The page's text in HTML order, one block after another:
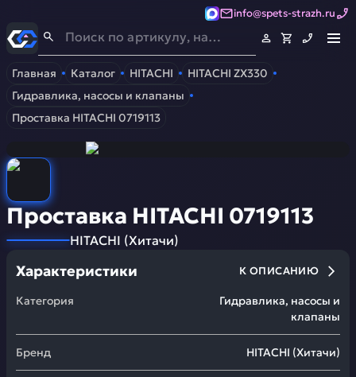
info@spets-strazh.ru
Спец-Страж- Запчасти для спецтехники
Главная Каталог HITACHI
HITACHI ZX330
Гидравлика, насосы и клапаны
Проставка HITACHI 0719113
Проставка HITACHI 0719113
HITACHI (Хитачи)
Характеристики К ОПИСАНИЮ
Категория
Гидравлика, насосы и
клапаны
Бренд HITACHI (Хитачи)